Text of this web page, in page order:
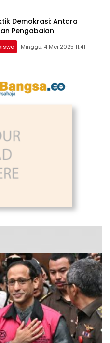
Demokrasi: Antara
Pengabaian
Minggu, 4 Mei 2025 11:41